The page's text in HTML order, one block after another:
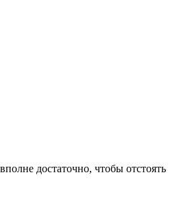
достаточно, чтобы отстоять